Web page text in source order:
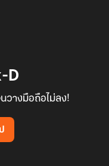
D
วางมือถือไม่ลง!